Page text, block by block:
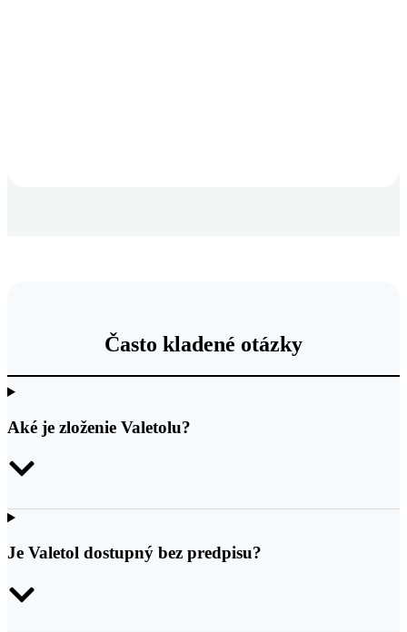
Často kladené otázky
Aké je zloženie Valetolu?
Je Valetol dostupný bez predpisu?